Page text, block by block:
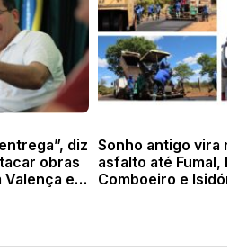
diz
obras
Valença e
Sonho antigo vira
asfalto até Fumal,
Comboeiro e